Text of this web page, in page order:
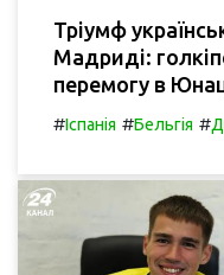
Тріумф
Мадриді:
перемогу в
#Іспанія #Бельгія #